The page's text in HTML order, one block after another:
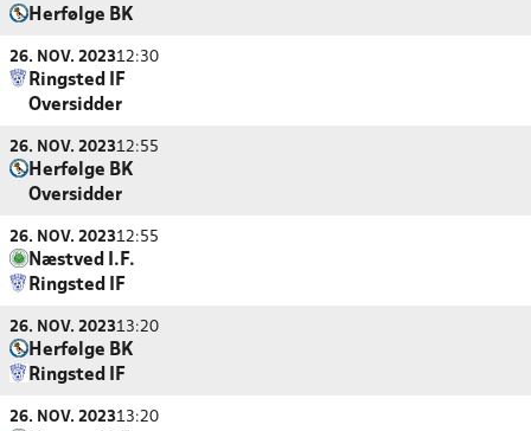
Herfølge BK
26. NOV. 202312:30
Ringsted IF
Oversidder
26. NOV. 202312:55
Herfølge BK
Oversidder
26. NOV. 202312:55
Næstved I.F.
Ringsted IF
26. NOV. 202313:20
Herfølge BK
Ringsted IF
26. NOV. 202313:20